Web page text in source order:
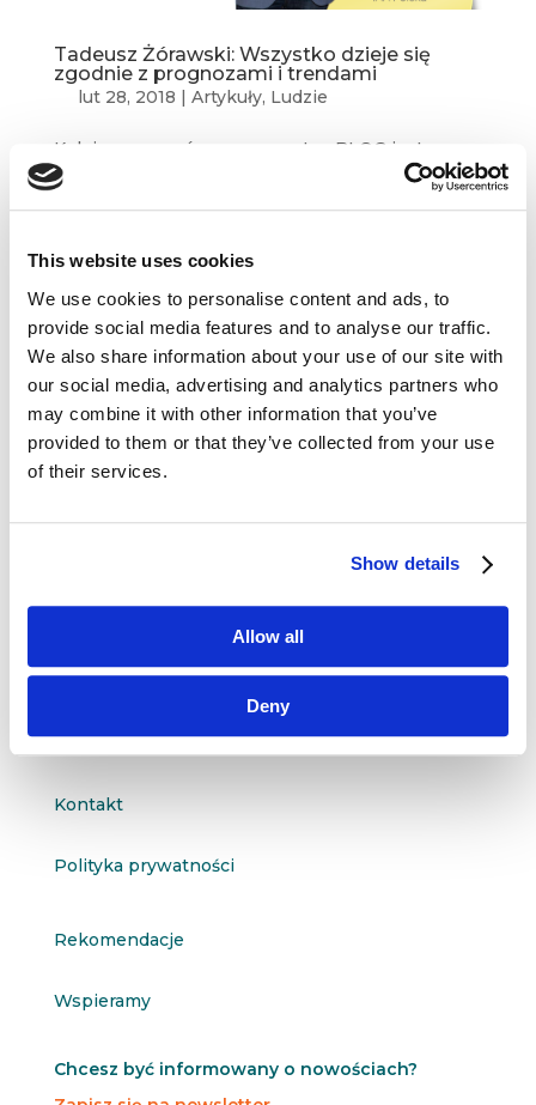
This website uses cookies
We use cookies to personalise content and ads, to
provide social media features and to analyse our traffic.
We also share information about your use of our site with
our social media, advertising and analytics partners who
may combine it with other information that you’ve
provided to them or that they’ve collected from your use
of their services.
Show details
Allow all
Deny
Tadeusz Żórawski: Wszystko dzieje się
zgodnie z prognozami i trendami
lut 28, 2018 Artykuły, Ludzie
Kolejnym rozmówcą na questus BLOG jest
Tadeusz Żórawski, specjalista w dziedzinie
i analiz reakcji konsumentów na nowe
Dane kontaktowe

questus
 questus@questus.pl
O nas
Kontakt
Polityka prywatności
Rekomendacje
Wspieramy
Chcesz być informowany o nowościach?